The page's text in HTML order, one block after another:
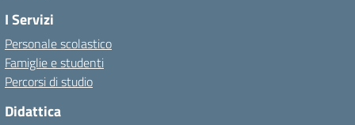
I Servizi
Personale scolastico
Famiglie e studenti
Percorsi di studio
Didattica